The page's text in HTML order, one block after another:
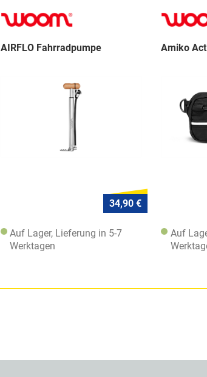
AIRFLO Fahrradpumpe
34,90 €
Auf Lager, Lieferung in 5-7
Werktagen
Amiko
Auf